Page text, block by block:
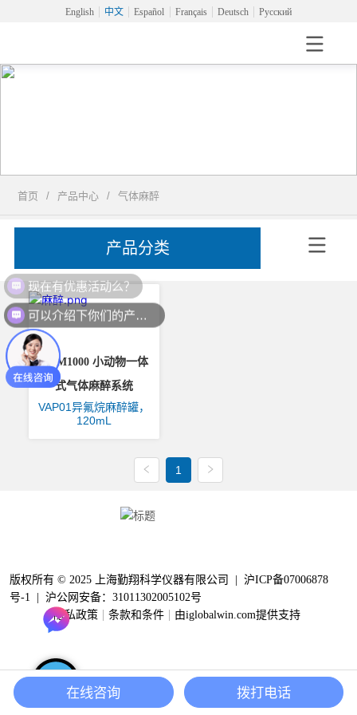
English 中文 Español Français Deutsch Русский
首页 / 产品中心 / 气体麻醉
产品分类
RAM1000 小动物一体
式气体麻醉系统
VAP01异氟烷麻醉罐，
120mL
1
电子邮件
版权所有 © 2025 上海勤翔科学仪器有限公司 |沪ICP备07006878
号-1
|沪公网安备：31011302005102号
隐私政策
条款和条件 由iglobalwin.com提供支持
首页 邮箱
现在有优惠活动么？
在线咨询 拨打电话